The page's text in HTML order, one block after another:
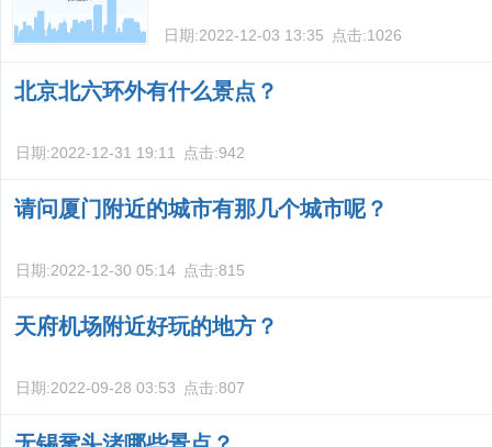
日期:2022-12-03 13:35 点击:1026
北京北六环外有什么景点？
日期:2022-12-31 19:11 点击:942
请问厦门附近的城市有那几个城市呢？
日期:2022-12-30 05:14 点击:815
天府机场附近好玩的地方？
日期:2022-09-28 03:53 点击:807